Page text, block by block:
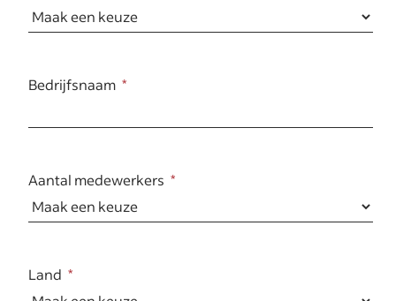
Bedrijfsnaam
Aantal medewerkers
Land